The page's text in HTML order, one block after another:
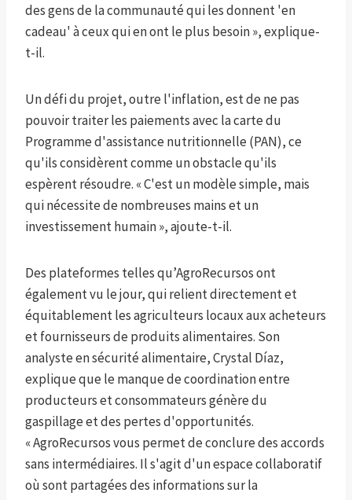
des gens de la communauté qui les donnent 'en
cadeau' à ceux qui en ont le plus besoin », explique-
t-il.
Un défi du projet, outre l'inflation, est de ne pas
pouvoir traiter les paiements avec la carte du
Programme d'assistance nutritionnelle (PAN), ce
qu'ils considèrent comme un obstacle qu'ils
espèrent résoudre. « C'est un modèle simple, mais
qui nécessite de nombreuses mains et un
investissement humain », ajoute-t-il.
Des plateformes telles qu’AgroRecursos ont
également vu le jour, qui relient directement et
équitablement les agriculteurs locaux aux acheteurs
et fournisseurs de produits alimentaires. Son
analyste en sécurité alimentaire, Crystal Díaz,
explique que le manque de coordination entre
producteurs et consommateurs génère du
gaspillage et des pertes d'opportunités.
« AgroRecursos vous permet de conclure des accords
sans intermédiaires. Il s'agit d'un espace collaboratif
où sont partagées des informations sur la